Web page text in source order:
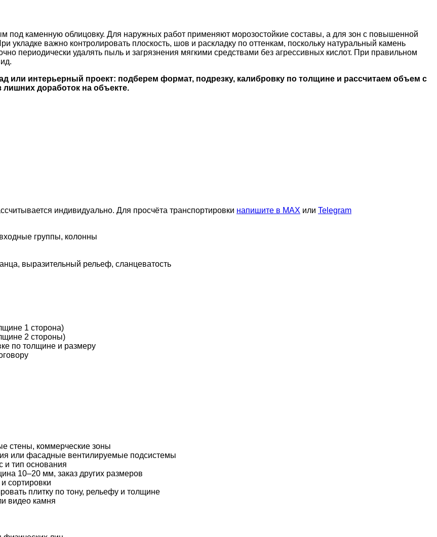
каменную облицовку. Для наружных работ применяют морозостойкие составы, а для зон с повышенной
важно контролировать плоскость, шов и раскладку по оттенкам, поскольку натуральный камень
периодически удалять пыль и загрязнения мягкими средствами без агрессивных кислот. При правильном
или интерьерный проект: подберем формат, подрезку, калибровку по толщине и рассчитаем объем с
лишних доработок на объекте.
индивидуально. Для просчёта транспортировки напишите в MAX или Telegram
группы, колонны
выразительный рельеф, сланцеватость
1 сторона)
2 стороны)
по толщине и размеру
стены, коммерческие зоны
или фасадные вентилируемые подсистемы
и тип основания
10–20 мм, заказ других размеров
сортировки
плитку по тону, рельефу и толщине
видео камня